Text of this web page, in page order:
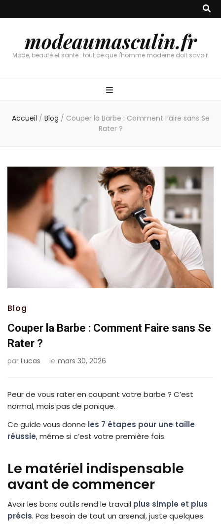
modeaumasculin.fr
Mode, beauté et santé : tout ce que l'homme moderne doit savoir.
Accueil / Blog / Couper la Barbe : Comment Faire sans Se
Rater ?
Blog
Couper la Barbe : Comment Faire sans Se
Rater ?
par Lucas le mars 30, 2026
Peur de vous rater en coupant votre barbe ? C’est
normal, mais pas de panique.
Ce guide vous donne les 7 étapes pour une taille
réussie, même si c’est votre première fois.
Le matériel indispensable
avant de commencer
Avoir les bons outils rend le travail plus simple et plus
précis. Pas besoin de tout un arsenal, juste quelques